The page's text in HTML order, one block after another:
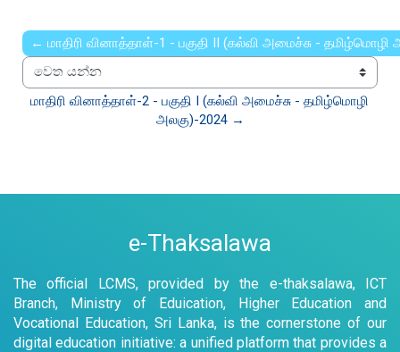
← மாதிரி வினாத்தாள்-1 - பகுதி II (கல்வி அமைச்சு - தமிழ்மொழி
වෙත යන්න
மாதிரி வினாத்தாள்-2 - பகுதி I (கல்வி அமைச்சு - தமிழ்மொழி
அலகு)-2024 →
e-Thaksalawa
The official LCMS, provided by the e-thaksalawa, ICT
Branch, Ministry of Eduication, Higher Education and
Vocational Education, Sri Lanka, is the cornerstone of our
digital education initiative: a unified platform that provides a